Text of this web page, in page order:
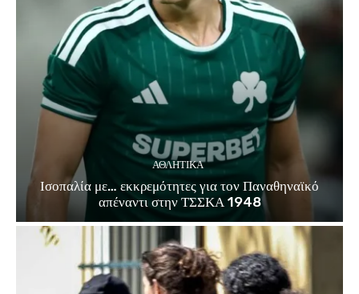
ΑΘΛΗΤΙΚΑ
Ισοπαλία με… εκκρεμότητες για τον Παναθηναϊκό
απέναντι στην ΤΣΣΚΑ 1948